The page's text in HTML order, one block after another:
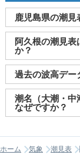
鹿児島県の潮見
鹿児島、奄美大島
く見られておりま
阿久根の潮見
か？
2011～2027年ま
調べることがで
日の出・日の入
過去の波高デー
大変申し訳ござ
関してはご提供
潮名（大潮・中
なぜですか？
何日まで大潮」
のため、サイト
ホーム 気象 潮見表